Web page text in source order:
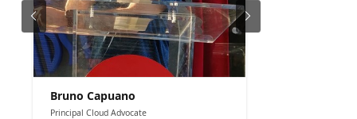
Bruno Capuano
Principal Cloud Advocate